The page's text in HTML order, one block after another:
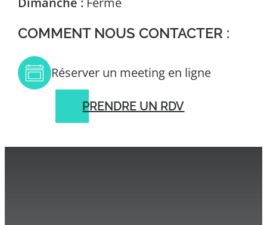
COMMENT NOUS CONTACTER :
Réserver un meeting en ligne
PRENDRE UN RDV